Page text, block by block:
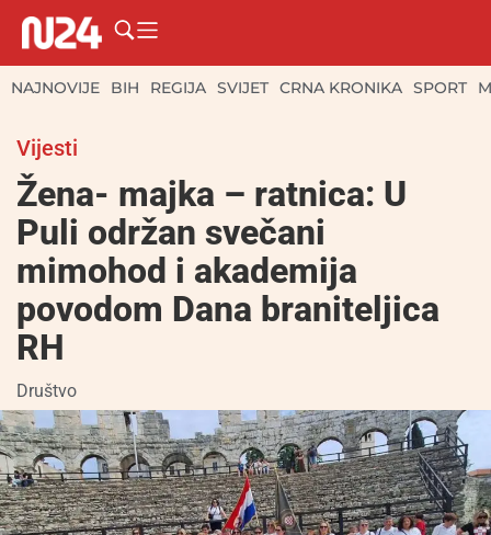
NAJNOVIJE BIH REGIJA SVIJET CRNA KRONIKA SPORT
Vijesti
Žena- majka – ratnica: U
Puli održan svečani
mimohod i akademija
povodom Dana braniteljica
RH
Društvo